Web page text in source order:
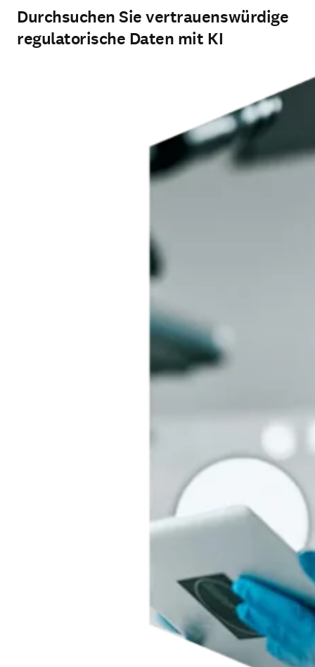
Durchsuchen Sie vertrauenswürdige
regulatorische Daten mit KI